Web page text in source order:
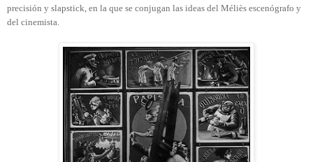
precisión y slapstick, en la que se conjugan las ideas del Méliès escenógrafo y
del cinemista.